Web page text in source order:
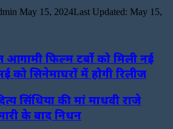
May 15, 2024Last Updated: May 15,
आगामी फिल्म टर्बो को मिली नई
को सिनेमाघरों में होगी रिलीज
सिंधिया की मां माधवी राजे
के बाद निधन